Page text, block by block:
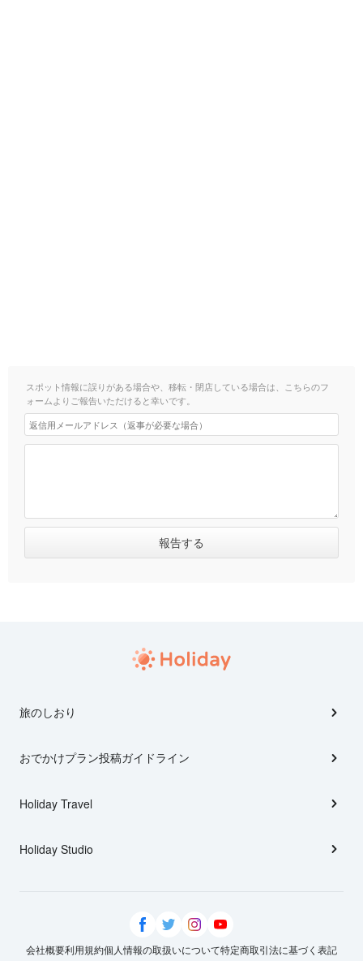
スポット情報に誤りがある場合や、移転・閉店している場合は、こちらのフ
ォームよりご報告いただけると幸いです。
旅のしおり
おでかけプラン投稿ガイドライン
Holiday Travel
Holiday Studio
会社概要利用規約個人情報の取扱いについて特定商取引法に基づく表記